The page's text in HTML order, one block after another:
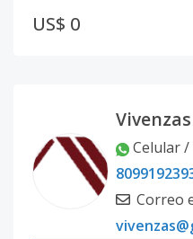
US$ 0
Celular
Correo